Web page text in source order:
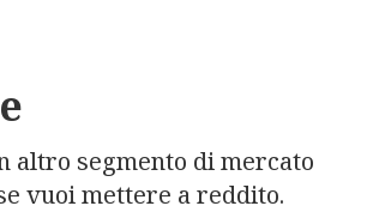
altro segmento di mercato
vuoi mettere a reddito.